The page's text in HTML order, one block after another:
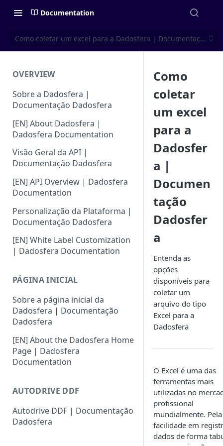
Documentation
Como coletar um excel para a Dadosfera | Documentação
OVERVIEW
Sobre a Dadosfera |
Documentação Dadosfera
[EN] About Dadosfera |
Dadosfera Documentation
Visão Geral da API |
Documentação Dadosfera
[EN] API Overview | Dadosfera
Documentation
Personalização da Plataforma |
Documentação Dadosfera
[EN] White Label Customization
| Dadosfera Documentation
PÁGINA INICIAL
Sobre a página inicial da
Dadosfera | Documentação
Dadosfera
[EN] About the Dadosfera Home
Page | Dadosfera
Documentation
AUTODRIVE DDF
Autodrive DDF | Documentação
Dadosfera
Como
coletar
um excel
para a
Dadosfer
a |
Documen
tação
Dadosfer
a
Entenda as
opções
disponíveis para
coletar um
arquivo do tipo
Excel para a
Dadosfera
O Excel é uma das
ferramentas mais
utilizadas no
profissional
mundialmente.
facilidade em
dados de forma